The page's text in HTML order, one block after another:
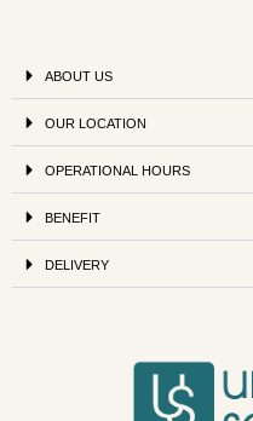
ABOUT US
OUR LOCATION
OPERATIONAL HOURS
BENEFIT
DELIVERY